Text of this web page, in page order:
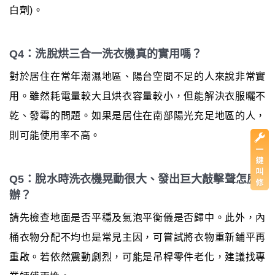
白劑)。
Q4：洗脫烘三合一洗衣機真的實用嗎？
對於居住在常年潮濕地區、陽台空間不足的人來說非常實
用。雖然耗電量較大且烘衣容量較小，但能解決衣服曬不
乾、發霉的問題。如果是居住在南部陽光充足地區的人，
則可能使用率不高。
Q5：脫水時洗衣機晃動很大、發出巨大敲擊聲怎麼
辦？
請先檢查地面是否平穩及氣泡平衡儀是否歸中。此外，內
桶衣物分配不均也是常見主因，可嘗試將衣物重新鋪平再
重啟。若依然震動劇烈，可能是吊桿零件老化，建議找專